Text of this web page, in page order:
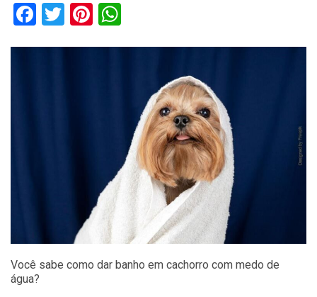
Facebook
TwitterPinterest
Você sabe como dar banho em cachorro com medo de
água?